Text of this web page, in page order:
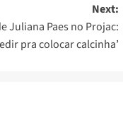
Next:
Juliana Paes no Projac:
pra colocar calcinha’